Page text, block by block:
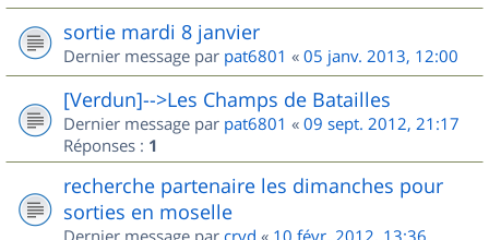
sortie mardi 8 janvier
Dernier message par pat6801 « 05 janv. 2013, 12:00
[Verdun]-->Les Champs de Batailles
Dernier message par pat6801 « 09 sept. 2012, 21:17
Réponses : 1
recherche partenaire les dimanches pour
sorties en moselle
Dernier message par cryd « 10 févr. 2012, 13:36